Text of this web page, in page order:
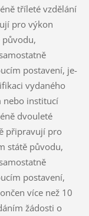
tříleté vzdělání
pro výkon
původu,
postavení, je-
vydaného
nebo institucí
dvouleté
připravují pro
státě původu,
postavení,
více než 10
žádosti o